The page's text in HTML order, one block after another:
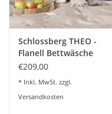
Schlossberg THEO -
Flanell Bettwäsche
beige - warm und
€209,00
* Inkl. MwSt. zzgl.
Versandkosten